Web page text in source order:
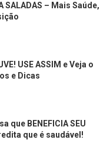
SALADAS – Mais Saúde,
USE ASSIM e Veja o
e Dicas
que BENEFICIA SEU
que é saudável!